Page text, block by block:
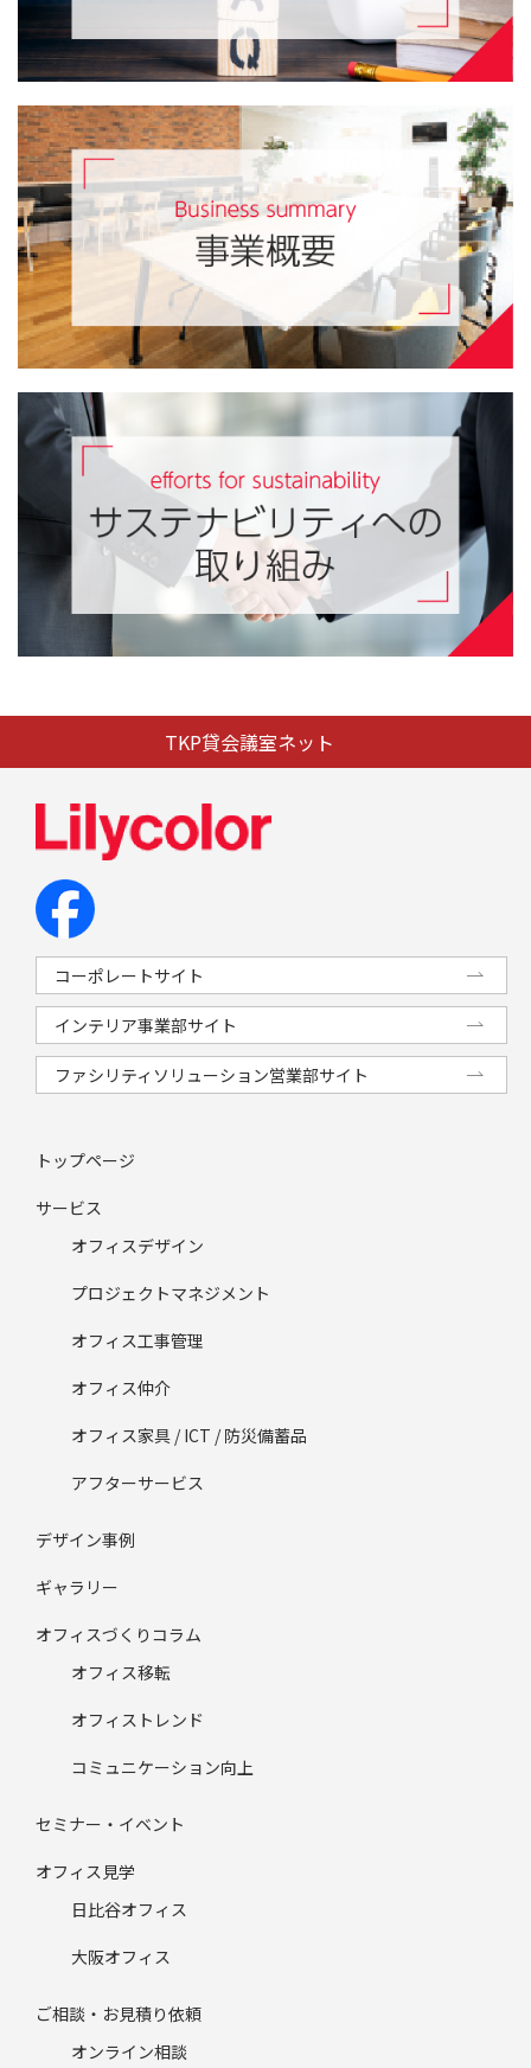
TKP貸会議室ネット
コーポレートサイト
インテリア事業部サイト
ファシリティソリューション営業部サイト
トップページ
サービス
オフィスデザイン
プロジェクトマネジメント
オフィス工事管理
オフィス仲介
オフィス家具 / ICT / 防災備蓄品
アフターサービス
デザイン事例
ギャラリー
オフィスづくりコラム
オフィス移転
オフィストレンド
コミュニケーション向上
セミナー・イベント
オフィス見学
日比谷オフィス
大阪オフィス
ご相談・お見積り依頼
オンライン相談